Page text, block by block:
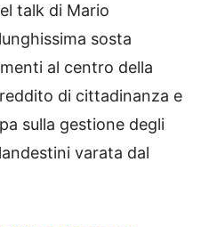
talk di Mario
sosta
al centro della
di cittadinanza e
sulla gestione degli
varata dal